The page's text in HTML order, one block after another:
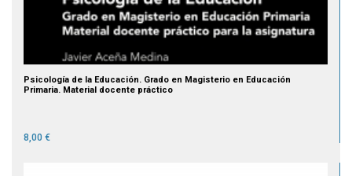
Psicología de la Educación. Grado en Magisterio en Educación
Primaria. Material docente práctico
8,00 €